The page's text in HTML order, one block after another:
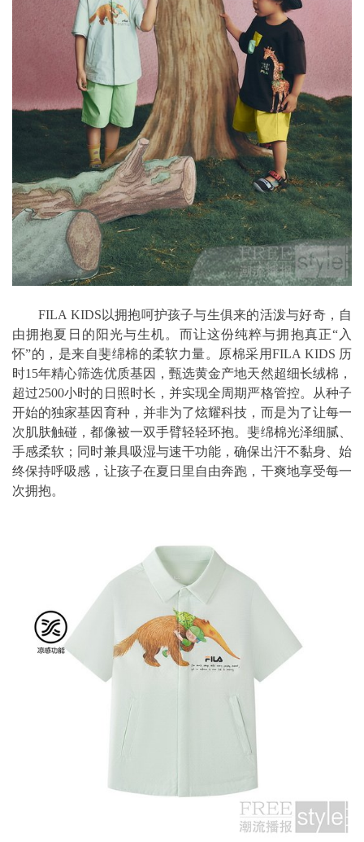
FILA KIDS以拥抱呵护孩子与生俱来的活泼与好奇，自
由拥抱夏日的阳光与生机。而让这份纯粹与拥抱真正“入
怀”的，是来自斐绵棉的柔软力量。原棉采用FILA KIDS 历
时15年精心筛选优质基因，甄选黄金产地天然超细长绒棉，
超过2500小时的日照时长，并实现全周期严格管控。从种子
开始的独家基因育种，并非为了炫耀科技，而是为了让每一
次肌肤触碰，都像被一双手臂轻轻环抱。斐绵棉光泽细腻、
手感柔软；同时兼具吸湿与速干功能，确保出汗不黏身、始
终保持呼吸感，让孩子在夏日里自由奔跑，干爽地享受每一
次拥抱。